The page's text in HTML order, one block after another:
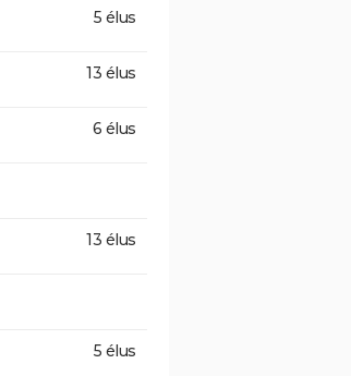
5 élus
13 élus
6 élus
13 élus
5 élus